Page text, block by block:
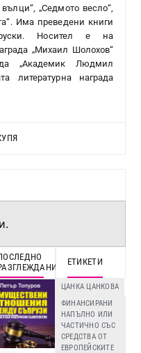
„Седмото весло“,
Има преведени книги
Носител е на
„Михаил Шолохов“
„Академик Людмил
литературна награда
ЕТИКЕТИ
ЦАНКА ЦАНКОВА
ФИНАНСИРАНИ
НАПЪЛНО ИЛИ
ЧАСТИЧНО СЪС
СРЕДСТВА ОТ
ЕВРОПЕЙСКИТЕ